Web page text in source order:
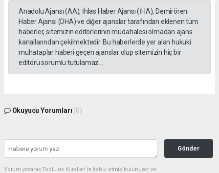
Anadolu Ajansı (AA), İhlas Haber Ajansı (İHA), Demirören
Haber Ajansı (DHA) ve diğer ajanslar tarafından eklenen tüm
haberler, sitemizin editörlerinin müdahalesi olmadan ajans
kanallarından çekilmektedir. Bu haberlerde yer alan hukuki
muhataplar haberi geçen ajanslar olup sitemizin hiç bir
editörü sorumlu tutulamaz...
Okuyucu Yorumları (0)
Gönder
Yorum yazarak Topluluk Kuralları’nı kabul etmiş bulunuyor ve